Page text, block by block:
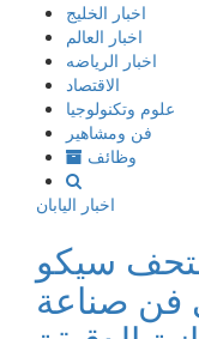
إذهب
المحتوى
اخبار الخليج
اخبار العالم
اخبار الرياضه
الاقتصاد
علوم وتكنولوجيا
فن ومشاهير
وظائف
اخبار اليابان
سيكو
فن صناعة